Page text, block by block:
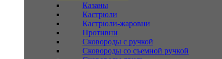
Казаны
Кастрюли
Кастрюли-жаровни
Противни
Сковороды с ручкой
Сковороды со съемной ручкой